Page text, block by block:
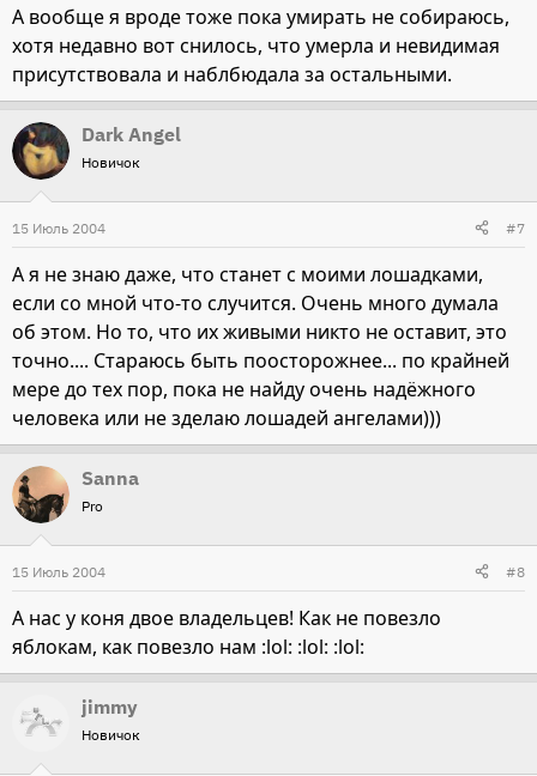
А вообще я вроде тоже пока умирать не собираюсь,
хотя недавно вот снилось, что умерла и невидимая
присутствовала и наблбюдала за остальными.
Dark Angel
Новичок
15 Июль 2004 #7
А я не знаю даже, что станет с моими лошадками,
если со мной что-то случится. Очень много думала
об этом. Но то, что их живыми никто не оставит, это
точно.... Стараюсь быть поосторожнее... по крайней
мере до тех пор, пока не найду очень надёжного
человека или не зделаю лошадей ангелами)))
Sanna
Pro
15 Июль 2004 #8
А нас у коня двое владельцев! Как не повезло
яблокам, как повезло нам :lol: :lol: :lol:
jimmy
Новичок